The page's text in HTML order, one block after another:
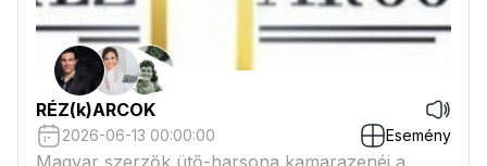
RÉZ(k)ARCOK
2026-06-13 00:00:00 Esemény
Magyar szerzők ütő-harsona kamarazenéi a